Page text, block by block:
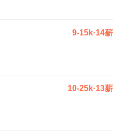
9-15k·14薪
10-25k·13薪